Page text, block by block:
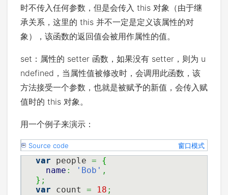
时不传入任何参数，但是会传入 this 对象（由于继
承关系，这里的 this 并不一定是定义该属性的对
象），该函数的返回值会被用作属性的值。
set：属性的 setter 函数，如果没有 setter，则为 u
ndefined，当属性值被修改时，会调用此函数，该
方法接受一个参数，也就是被赋予的新值，会传入赋
值时的 this 对象。
用一个例子来演示：
Source code 窗口模式
var people =
{
name : 'Bob' ,
} ;
var count = 18 ;